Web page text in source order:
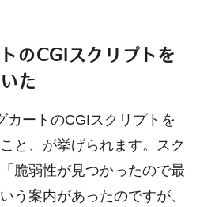
のCGIスクリプトを
た
カートのCGIスクリプトを
と、が挙げられます。スク
脆弱性が見つかったので最
う案内があったのですが、